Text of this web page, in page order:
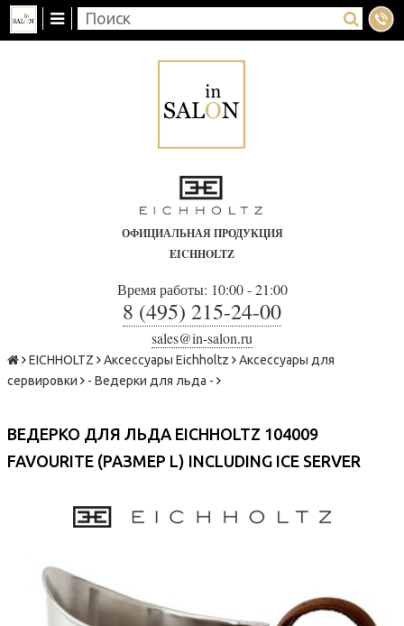
ОФИЦИАЛЬНАЯ ПРОДУКЦИЯ
EICHHOLTZ
Время работы: 10:00 - 21:00
8 (495) 215-24-00
sales@in-salon.ru
EICHHOLTZ Аксессуары Eichholtz
Аксессуары для
сервировки
- Ведерки для льда -
ВЕДЕРКО ДЛЯ ЛЬДА EICHHOLTZ 104009
FAVOURITE (РАЗМЕР L) INCLUDING ICE SERVER